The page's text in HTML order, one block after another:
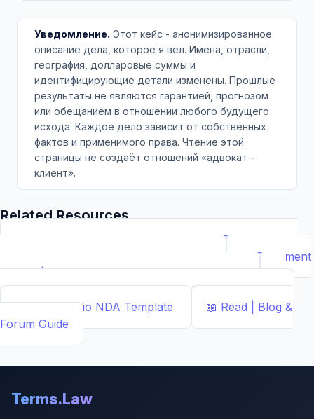
Уведомление. Этот кейс - анонимизированное
описание дела, которое я вёл. Имена, отрасли,
география, долларовые суммы и
идентифицирующие детали изменены. Прошлые
результаты не являются гарантией, прогнозом
или обещанием в отношении любого будущего
исхода. Каждое дело зависит от собственных
фактов и применимого права. Чтение этой
страницы не создаёт отношений «адвокат -
клиент».
Related Resources
📝 Free Demand Letter Template — 1,050+ Attorney-
Drafted Templates by ... Demand Letter 📄 Document
Builder | Legal Contract Generators Template
📊
Calcs - Free Business & Legal Calculators Calculator
📄 NDA Studio NDA Template 📖 Read | Blog &
Forum Guide
Terms.Law